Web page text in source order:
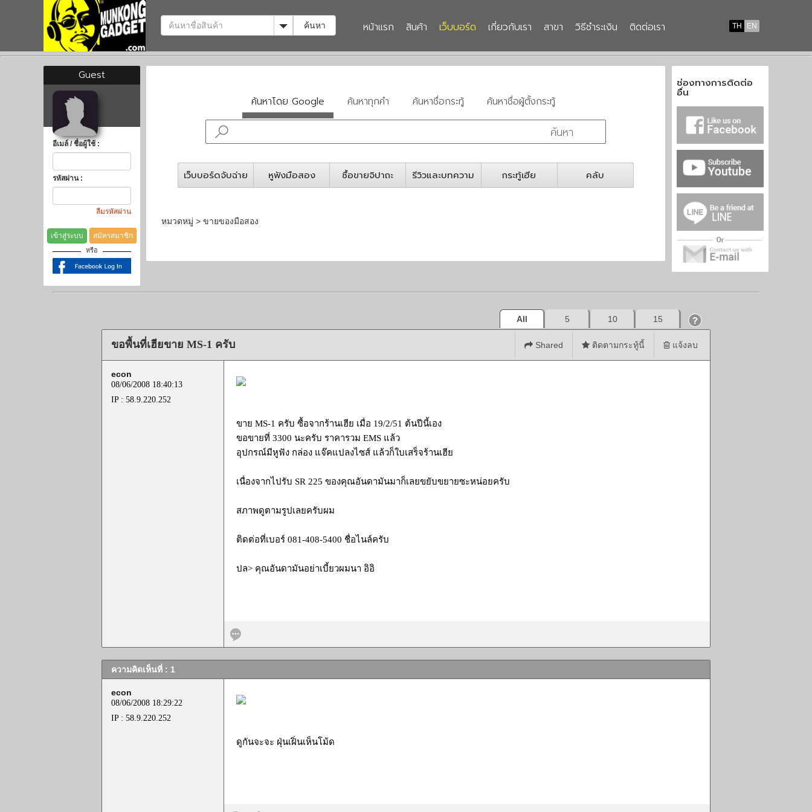
Toggle Dropdown
ค้นหา TH EN
หน้าแรก สินค้า เว็บบอร์ด เกี่ยวกับเรา สาขา วิธีชำระเงิน ติดต่อเรา
Guest
อีเมล์ / ชื่อผู้ใช้ :
รหัสผ่าน :
ลืมรหัสผ่าน
เข้าสู่ระบบ สมัครสมาชิก
หรือ
ค้นหาโดย Google ค้นหาทุกคำ ค้นหาชื่อกระทู้ ค้นหาชื่อผู้ตั้งกระทู้
เว็บบอร์ดจับฉ่าย หูฟังมือสอง ซื้อขายจิปาถะ รีวิวและบทความ กระทู้เฮีย คลับ
หมวดหมู่ > ขายของมือสอง
ช่องทางการติดต่อ
อื่น
All 5 10 15
ขอพื้นที่เฮียขาย MS-1 ครับ Shared ติดตามกระทู้นี้ แจ้งลบ
econ
08/06/2008 18:40:13
IP : 58.9.220.252
ขาย MS-1 ครับ ซื้อจากร้านเฮีย เมื่อ 19/2/51 ต้นปีนี้เอง
ขอขายที่ 3300 นะครับ ราคารวม EMS แล้ว
อุปกรณ์มีหูฟัง กล่อง แจ๊คแปลงไซส์ แล้วก็ใบเสร็จร้านเฮีย
เนื่องจากไปรับ SR 225 ของคุณอันดามันมาก็เลยขยับขยายซะหน่อยครับ
สภาพดูตามรูปเลยครับผม
ติดต่อที่เบอร์ 081-408-5400 ชื่อไนล์ครับ
ปล> คุณอันดามันอย่าเบี้ยวผมนา อิอิ
ความคิดเห็นที่ : 1
econ
08/06/2008 18:29:22
IP : 58.9.220.252
ดูกันจะจะ ฝุ่นเฝิ่นเห็นโม้ด